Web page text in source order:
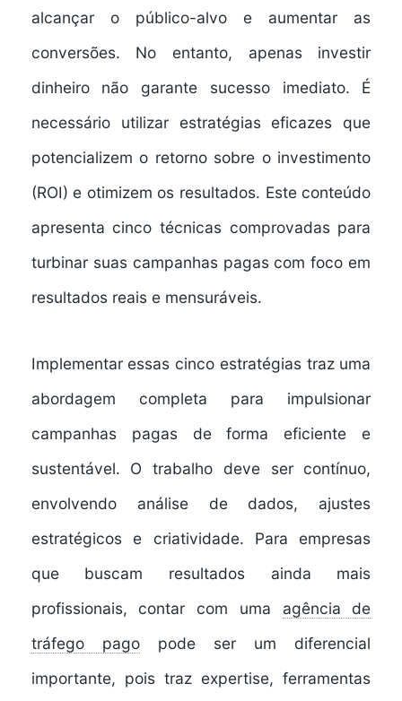
alcançar o público-alvo e aumentar as
conversões. No entanto, apenas investir
dinheiro não garante sucesso imediato. É
necessário utilizar estratégias eficazes que
potencializem o retorno sobre o investimento
(ROI) e otimizem os resultados. Este conteúdo
apresenta cinco técnicas comprovadas para
turbinar suas campanhas pagas com foco em
resultados reais e mensuráveis.
Implementar essas cinco estratégias traz uma
abordagem completa para impulsionar
campanhas pagasde forma eficiente e
sustentável. O trabalho deve ser contínuo,
envolvendo análise de dados, ajustes
estratégicos e criatividade. Para empresas
que buscam resultados ainda mais
profissionais, contar com uma
agência de
tráfego pago
pode ser um diferencial
importante, pois traz expertise, ferramentas